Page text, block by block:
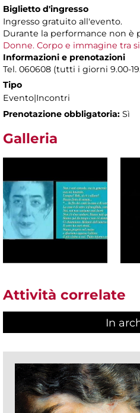
Biglietto d'ingresso
Ingresso gratuito all'evento.
Durante la performance non è
Donne. Corpo e immagine tra
Informazioni e prenotazioni
Tel. 060608 (tutti i giorni 9.00-
Tipo
Evento|Incontri
Prenotazione obbligatoria: Sì
Galleria
Attività correlate
In